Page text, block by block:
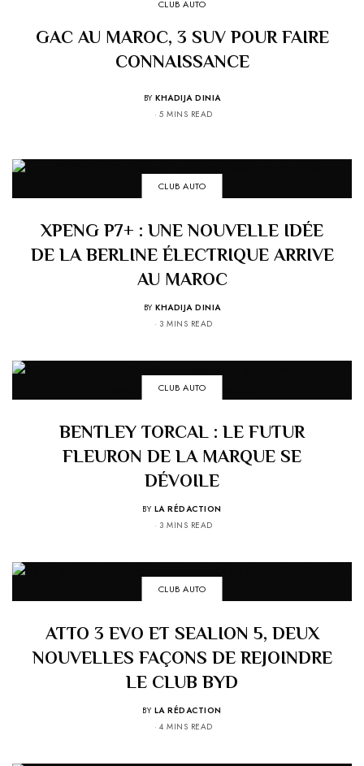
CLUB AUTO
GAC AU MAROC, 3 SUV POUR FAIRE
CONNAISSANCE
BY KHADIJA DINIA
5 MINS READ
CLUB AUTO
XPENG P7+ : UNE NOUVELLE IDÉE
DE LA BERLINE ÉLECTRIQUE ARRIVE
AU MAROC
BY KHADIJA DINIA
3 MINS READ
CLUB AUTO
BENTLEY TORCAL : LE FUTUR
FLEURON DE LA MARQUE SE
DÉVOILE
BY LA RÉDACTION
3 MINS READ
CLUB AUTO
ATTO 3 EVO ET SEALION 5, DEUX
NOUVELLES FAÇONS DE REJOINDRE
LE CLUB BYD
BY LA RÉDACTION
4 MINS READ